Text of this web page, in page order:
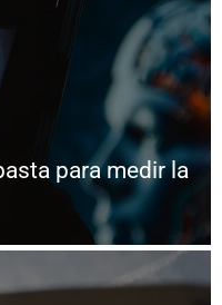
para medir la